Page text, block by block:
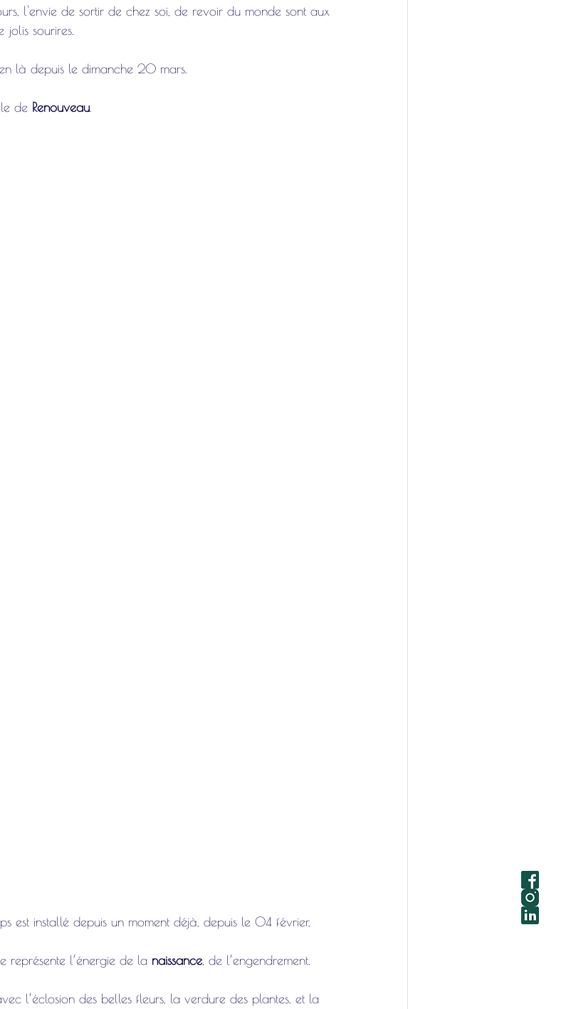
l'envie de sortir de chez soi, de revoir du monde sont aux
jolis sourires.
là depuis le dimanche 20 mars.
de Renouveau
est installé depuis un moment déjà, depuis le 04 février,
représente l’énergie de la naissance , de l’engendrement.
l’éclosion des belles fleurs, la verdure des plantes, et la